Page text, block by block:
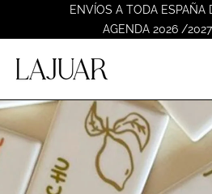
ENVÍOS A TODA ESPAÑA
AGENDA 2026 /